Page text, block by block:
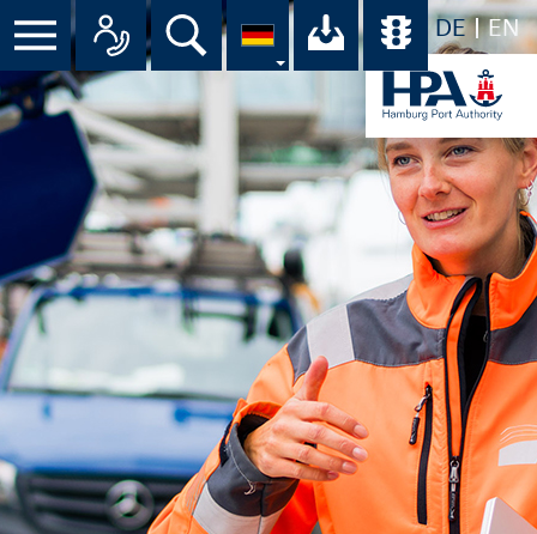
DE EN
Menü Alle Ansprechpartner im
Suche Ihr Download-